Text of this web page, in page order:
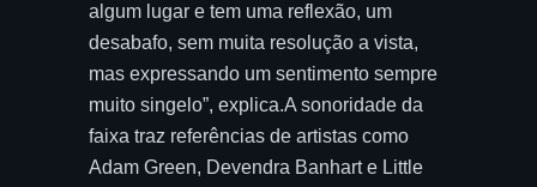
algum lugar e tem uma reflexão, um
desabafo, sem muita resolução a vista,
mas expressando um sentimento sempre
muito singelo”, explica.A sonoridade da
faixa traz referências de artistas como
Adam Green, Devendra Banhart e Little